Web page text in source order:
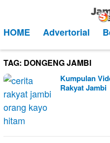
kontenMobile
HOME Advertorial
TAG: DONGENG JAMBI
Kumpulan
Rakyat Jambi